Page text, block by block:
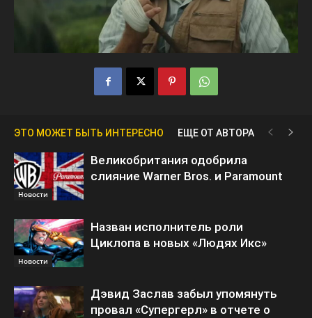
ЭТО МОЖЕТ БЫТЬ ИНТЕРЕСНО ЕЩЕ ОТ АВТОРА
Новости
Великобритания одобрила
слияние Warner Bros. и Paramount
Новости
Назван исполнитель роли
Циклопа в новых «Людях Икс»
Дэвид Заслав забыл упомянуть
провал «Супергерл» в отчете о